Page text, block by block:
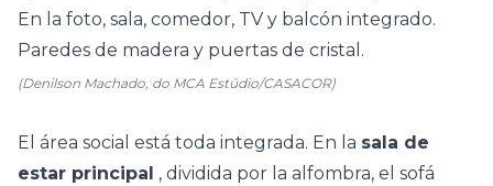
(Denilson Machado, do MCA Estúdio/CASACOR)
El área social está toda integrada. En la sala de
estar principal , dividida por la alfombra, el sofá